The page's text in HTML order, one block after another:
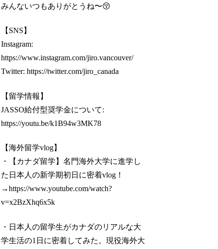
みんないつもありがとうね〜😚
【SNS】
Instagram:
https://www.instagram.com/jiro.vancouver/
Twitter: https://twitter.com/jiro_canada
【留学情報】
JASSO給付型奨学金について:
https://youtu.be/k1B94w3MK78
【海外留学vlog】
・【カナダ留学】名門海外大学に進学し
た日本人の新学期初日に密着vlog！
→https://www.youtube.com/watch?
v=x2BzXhq6x5k
・日本人の留学生がカナダのリアルな大
学生活の1日に密着してみた。現役海外大